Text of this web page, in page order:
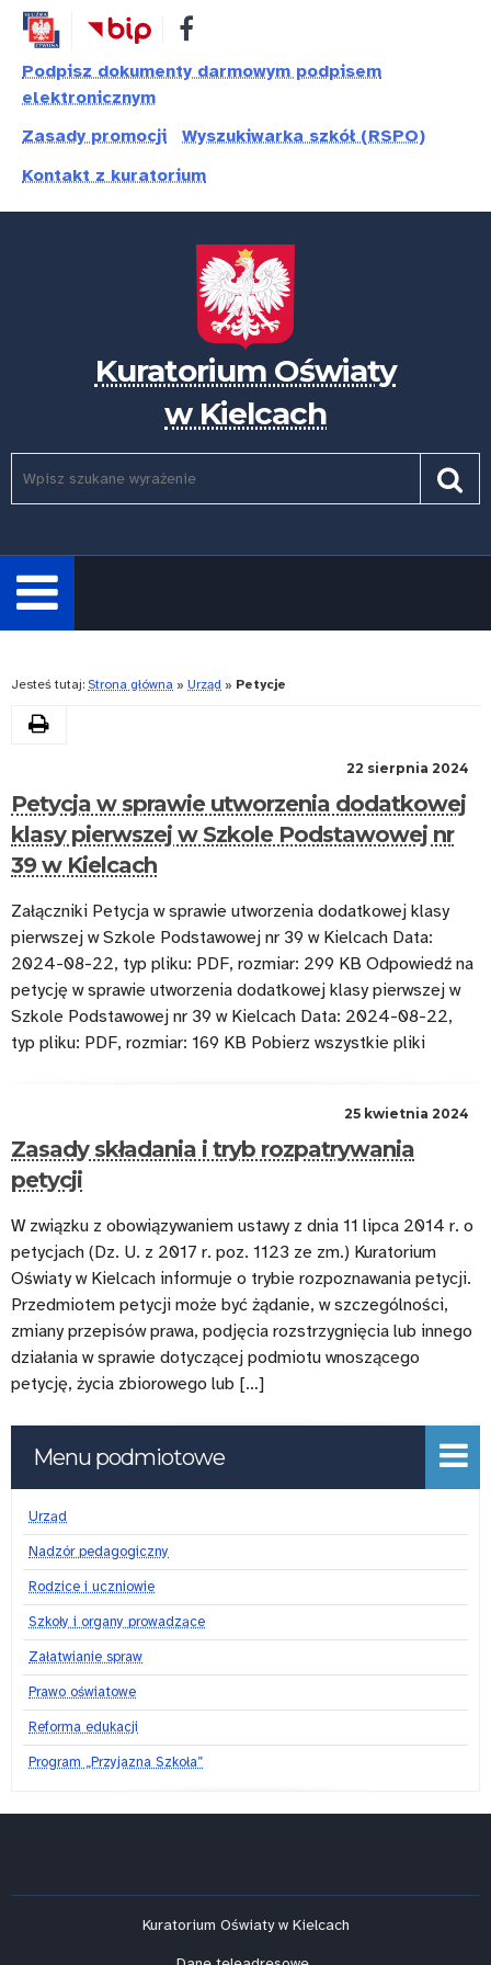
Przejdź
Przejdź
Dostępność
Podpisz dokumenty darmowym podpisem
elektronicznym
Zasady promocji
Wyszukiwarka szkół (RSPO)
Kontakt z kuratorium
Kuratorium Oświaty
w Kielcach
wymagane.
3
znaki.
Rozwiń
Jesteś tutaj: Strona główna » Urząd » Petycje
Drukuj
Petycje
22 sierpnia 2024
Petycja w sprawie utworzenia dodatkowej
klasy pierwszej w Szkole Podstawowej nr
39 w Kielcach
Załączniki Petycja w sprawie utworzenia dodatkowej klasy
pierwszej w Szkole Podstawowej nr 39 w Kielcach Data:
2024-08-22, typ pliku: PDF, rozmiar: 299 KB Odpowiedź na
petycję w sprawie utworzenia dodatkowej klasy pierwszej w
Szkole Podstawowej nr 39 w Kielcach Data: 2024-08-22,
typ pliku: PDF, rozmiar: 169 KB Pobierz wszystkie pliki
25 kwietnia 2024
Zasady składania i tryb rozpatrywania
petycji
W związku z obowiązywaniem ustawy z dnia 11 lipca 2014 r. o
petycjach (Dz. U. z 2017 r. poz. 1123 ze zm.) Kuratorium
Oświaty w Kielcach informuje o trybie rozpoznawania petycji.
Przedmiotem petycji może być żądanie, w szczególności,
zmiany przepisów prawa, podjęcia rozstrzygnięcia lub innego
działania w sprawie dotyczącej podmiotu wnoszącego
petycję, życia zbiorowego lub […]
Menu podmiotowe
Urząd
Nadzór pedagogiczny
Rodzice i uczniowie
Szkoły i organy prowadzące
Załatwianie spraw
Prawo oświatowe
Reforma edukacji
Program „Przyjazna Szkoła”
Kuratorium Oświaty w Kielcach